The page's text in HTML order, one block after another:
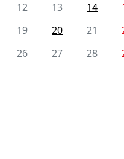
12 13 14
19 20 21
26 27 28